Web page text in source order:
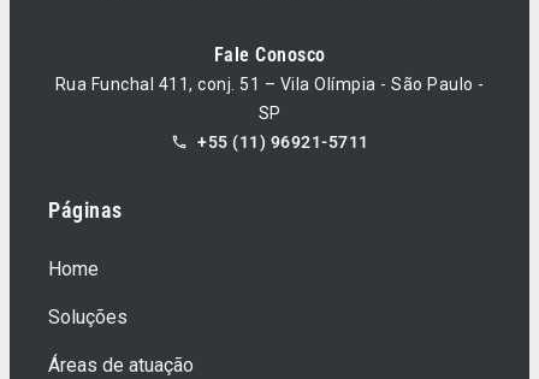
Fale Conosco
Rua Funchal 411, conj. 51 – Vila Olímpia - São Paulo -
SP
+55 (11) 96921-5711
Páginas
Home
Soluções
Áreas de atuação